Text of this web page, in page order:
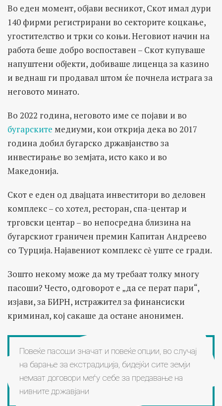
Во еден момент, објави весникот, Скот имал дури
140 фирми регистрирани во секторите коцкање,
угостителство и трки со коњи. Неговиот начин на
работа беше добро воспоставен – Скот купуваше
напуштени објекти, добиваше лиценца за казино
и веднаш ги продавал штом ќе почнела истрага за
неговото минато.
Во 2022 година, неговото име се појави и во
бугарските медиуми, кои открија дека во 2017
година добил бугарско државјанство за
инвестирање во земјата, исто како и во
Македонија.
Скот е еден од двајцата инвеститори во деловен
комплекс – со хотел, ресторан, спа-центар и
трговски центар – во непосредна близина на
бугарскиот граничен премин Капитан Андреево
со Турција. Најавениот комплекс сѐ уште се гради.
Зошто некому може да му требаат толку многу
пасоши? Често, одговорот е „да се перат пари“,
изјави, за БИРН, истражител за финансиски
криминал, кој сакаше да остане анонимен.
Повеќе пасоши значат и повеќе опции, во случај
на барање за екстрадиција, бидејќи сите земји
немаат договори меѓу себе за предавање на
нивните државјани